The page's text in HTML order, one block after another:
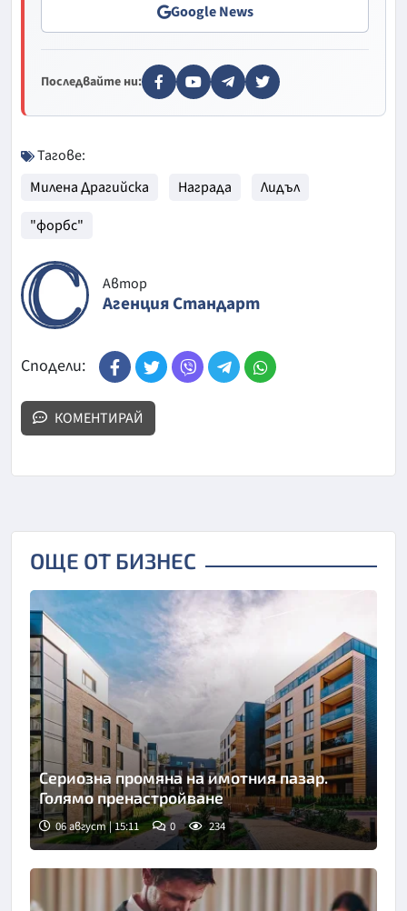
Google News
Последвайте ни:
Тагове:
Милена Драгийска
Награда
Лидъл
"форбс"
Автор
Агенция Стандарт
Сподели:
КОМЕНТИРАЙ
ОЩЕ ОТ БИЗНЕС
Сериозна промяна на имотния пазар.
Голямо пренастройване
06 август | 15:11 0 234